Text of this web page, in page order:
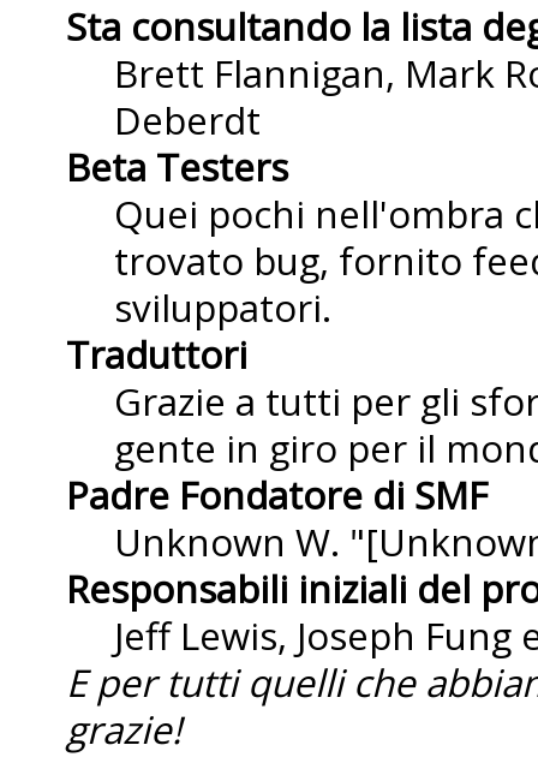
Sta consultando la lista
Brett Flannigan, Mark
Deberdt
Beta Testers
Quei pochi nell'ombra
trovato bug, fornito
sviluppatori.
Traduttori
Grazie a tutti per gli
gente in giro per il
Padre Fondatore di SMF
Unknown W.
Responsabili iniziali del
Jeff Lewis, Joseph
E per tutti quelli che
grazie!